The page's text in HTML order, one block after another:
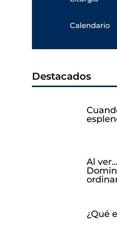
Calendario
Destacados
Al
¿Qué